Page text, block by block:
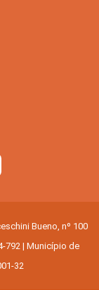
Bueno, nº 100
792 | Município de
32